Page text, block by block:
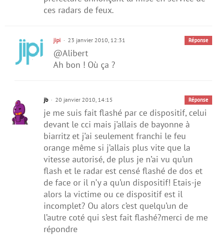
ces radars de feux.
jipi 23 janvier 2010, 12:31 Réponse
@Alibert
Ah bon ! Où ça ?
jb 20 janvier 2010, 14:15 Réponse
je me suis fait flashé par ce dispositif, celui
devant le cci mais j’allais de bayonne à
biarritz et j’ai seulement franchi le feu
orange même si j’allais plus vite que la
vitesse autorisé, de plus je n’ai vu qu’un
flash et le radar est censé flashé de dos et
de face or il n’y a qu’un dispositif! Etais-je
alors la victime ou ce dispositif est il
incomplet? Ou alors c’est quelqu’un de
l’autre coté qui s’est fait flashé?merci de me
répondre